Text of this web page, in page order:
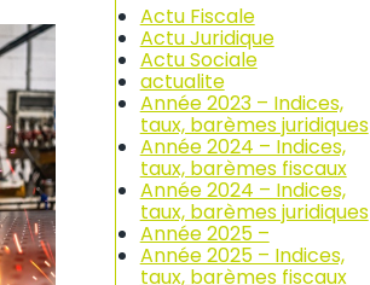
Actu Fiscale
Actu Juridique
Actu Sociale
actualite
Année 2023 – Indices,
taux, barèmes juridiques
Année 2024 – Indices,
taux, barèmes fiscaux
Année 2024 – Indices,
taux, barèmes juridiques
Année 2025 –
Année 2025 – Indices,
taux, barèmes fiscaux